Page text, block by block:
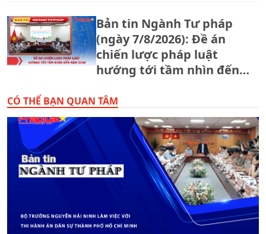
Bản tin Ngành Tư pháp
(ngày 7/8/2026): Đề án
chiến lược pháp luật
hướng tới tầm nhìn đến
CÓ THỂ BẠN QUAN TÂM